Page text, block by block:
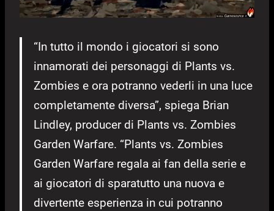
“In tutto il mondo i giocatori si sono
innamorati dei personaggi di Plants vs.
Zombies e ora potranno vederli in una luce
completamente diversa”, spiega Brian
Lindley, producer di Plants vs. Zombies
Garden Warfare. “Plants vs. Zombies
Garden Warfare regala ai fan della serie e
ai giocatori di sparatutto una nuova e
divertente esperienza in cui potranno